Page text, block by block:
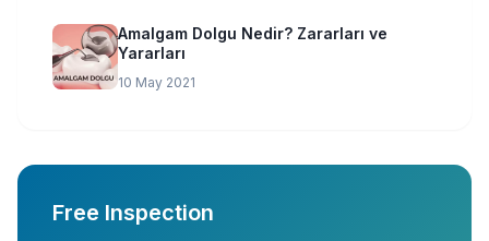
Amalgam Dolgu Nedir? Zararları ve
Yararları
10 May 2021
Free Inspection